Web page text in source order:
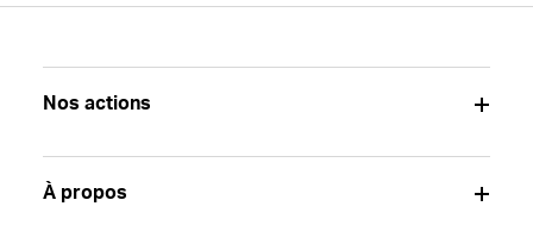
Nos actions
À propos